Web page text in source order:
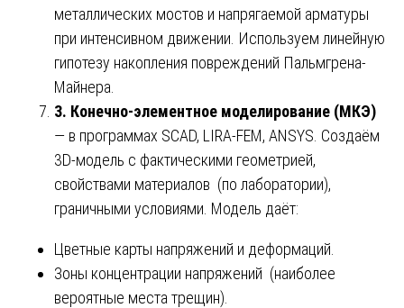
металлических мостов и напрягаемой арматуры
при интенсивном движении. Используем линейную
гипотезу накопления повреждений Пальмгрена-
Майнера.
3. Конечно-элементное моделирование (МКЭ)
— в программах SCAD, LIRA-FEM, ANSYS. Создаём
3D-модель с фактическими геометрией,
свойствами материалов (по лаборатории),
граничными условиями. Модель даёт:
Цветные карты напряжений и деформаций.
Зоны концентрации напряжений (наиболее
вероятные места трещин).